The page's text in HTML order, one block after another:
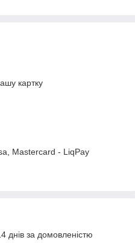
картку
Mastercard - LiqPay
днів за домовленістю